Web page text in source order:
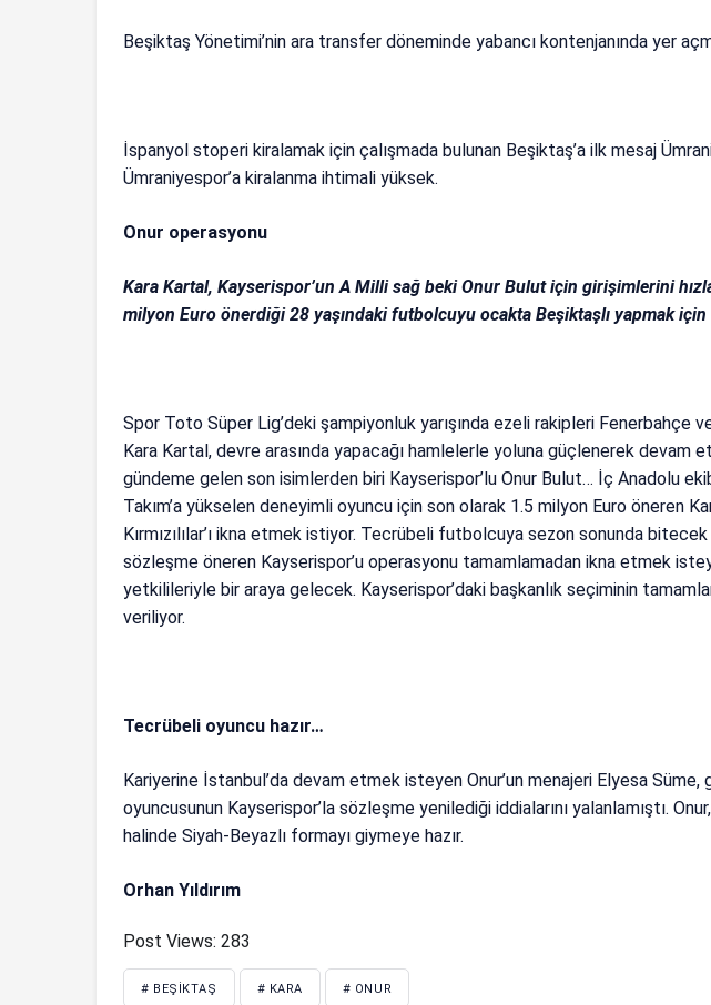
Beşiktaş Yönetimi’nin ara transfer döneminde yabancı kontenjanında yer
İspanyol stoperi kiralamak için çalışmada bulunan Beşiktaş’a ilk mesaj
Ümraniyespor’a kiralanma ihtimali yüksek.
Onur operasyonu
Kara Kartal, Kayserispor’un A Milli sağ beki Onur Bulut için girişimlerini
milyon Euro önerdiği 28 yaşındaki futbolcuyu ocakta Beşiktaşlı yapmak için
Spor Toto Süper Lig’deki şampiyonluk yarışında ezeli rakipleri Fenerbahçe
Kara Kartal, devre arasında yapacağı hamlelerle yoluna güçlenerek devam
gündeme gelen son isimlerden biri Kayserispor’lu Onur Bulut… İç Anadolu
Takım’a yükselen deneyimli oyuncu için son olarak 1.5 milyon Euro öneren
Kırmızılılar’ı ikna etmek istiyor. Tecrübeli futbolcuya sezon sonunda
sözleşme öneren Kayserispor’u operasyonu tamamlamadan ikna etmek
yetkilileriyle bir araya gelecek. Kayserispor’daki başkanlık seçiminin
veriliyor.
Tecrübeli oyuncu hazır…
Kariyerine İstanbul’da devam etmek isteyen Onur’un menajeri Elyesa Süme,
oyuncusunun Kayserispor’la sözleşme yenilediği iddialarını yalanlamıştı.
halinde Siyah-Beyazlı formayı giymeye hazır.
Orhan Yıldırım
Post Views: 283
# BEŞIKTAŞ # KARA # ONUR